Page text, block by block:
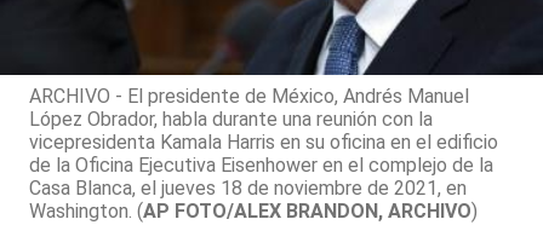
ARCHIVO - El presidente de México, Andrés Manuel
López Obrador, habla durante una reunión con la
vicepresidenta Kamala Harris en su oficina en el edificio
de la Oficina Ejecutiva Eisenhower en el complejo de la
Casa Blanca, el jueves 18 de noviembre de 2021, en
Washington. (AP FOTO/ALEX BRANDON, ARCHIVO)